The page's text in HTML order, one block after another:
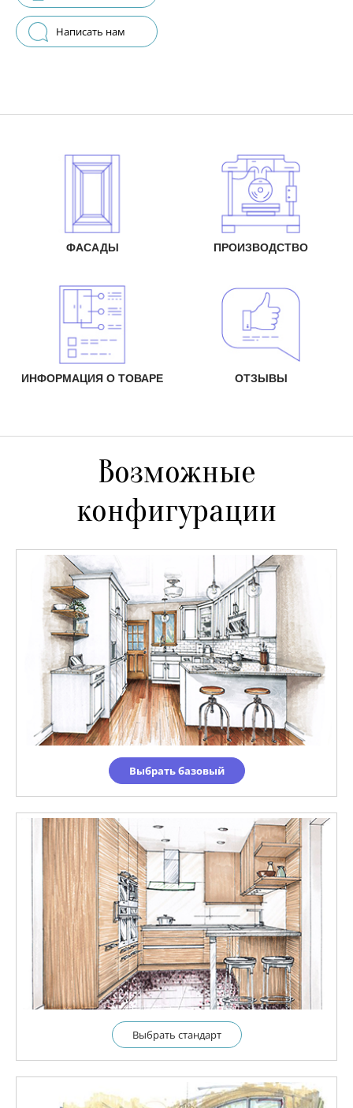
Написать нам
ФАСАДЫ ПРОИЗВОДСТВО
ИНФОРМАЦИЯ О ТОВАРЕ ОТЗЫВЫ
Возможные
конфигурации
Выбрать базовый
Выбрать cтандарт